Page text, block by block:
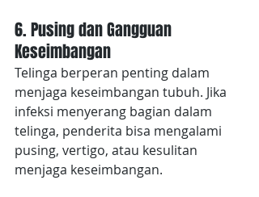
6. Pusing dan Gangguan
Keseimbangan
Telinga berperan penting dalam
menjaga keseimbangan tubuh. Jika
infeksi menyerang bagian dalam
telinga, penderita bisa mengalami
pusing, vertigo, atau kesulitan
menjaga keseimbangan.